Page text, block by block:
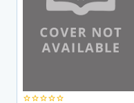
star_borderstar_borderstar_borderstar_borderstar_border